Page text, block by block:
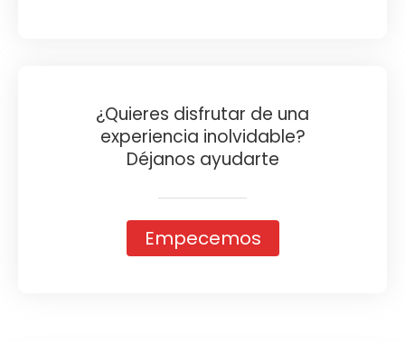
¿Quieres disfrutar de una
experiencia inolvidable?
Déjanos ayudarte
Empecemos